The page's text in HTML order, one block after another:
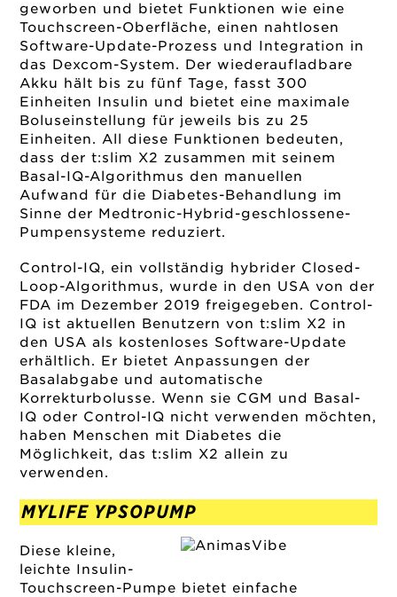
geworben und bietet Funktionen wie eine
Touchscreen-Oberfläche, einen nahtlosen
Software-Update-Prozess und Integration in
das Dexcom-System. Der wiederaufladbare
Akku hält bis zu fünf Tage, fasst 300
Einheiten Insulin und bietet eine maximale
Boluseinstellung für jeweils bis zu 25
Einheiten. All diese Funktionen bedeuten,
dass der t:slim X2 zusammen mit seinem
Basal-IQ-Algorithmus den manuellen
Aufwand für die Diabetes-Behandlung im
Sinne der Medtronic-Hybrid-geschlossene-
Pumpensysteme reduziert.
Control-IQ, ein vollständig hybrider Closed-
Loop-Algorithmus, wurde in den USA von der
FDA im Dezember 2019 freigegeben. Control-
IQ ist aktuellen Benutzern von t:slim X2 in
den USA als kostenloses Software-Update
erhältlich. Er bietet Anpassungen der
Basalabgabe und automatische
Korrekturbolusse. Wenn sie CGM und Basal-
IQ oder Control-IQ nicht verwenden möchten,
haben Menschen mit Diabetes die
Möglichkeit, das t:slim X2 allein zu
verwenden.
MYLIFE YPSOPUMP
Diese kleine,
leichte Insulin-
Touchscreen-Pumpe bietet einfache